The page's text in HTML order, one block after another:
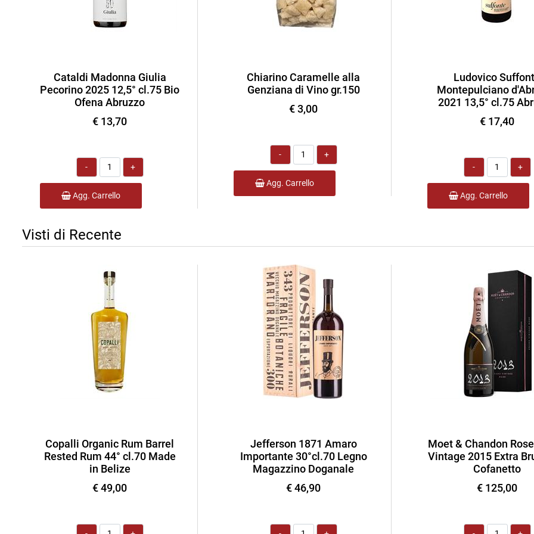
Cataldi Madonna Giulia
Pecorino 2025 12,5° cl.75 Bio
Ofena Abruzzo
€ 13,70
Quantità
Agg. Carrello
Chiarino Caramelle alla
Genziana di Vino gr.150
€ 3,00
Quantità
Agg. Carrello
Ludovico
Montepulciano
2021 13,5° cl.75
€ 17,40
Quantità
Agg. Carrello
Visti di Recente
Copalli Organic Rum Barrel
Rested Rum 44° cl.70 Made
in Belize
€ 49,00
Quantità
Jefferson 1871 Amaro
Importante 30°cl.70 Legno
Magazzino Doganale
€ 46,90
Quantità
Moet & Chandon
Vintage 2015 Extra
Cofanetto
€ 125,00
Quantità